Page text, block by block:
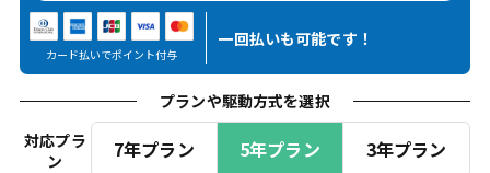
カード払いでポイント付与
一回払いも可能です！
プランや駆動方式を選択
対応プラ
ン
7年プラン 5年プラン 3年プラン